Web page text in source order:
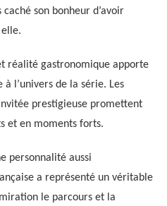
caché son bonheur d’avoir
réalité gastronomique apporte
l’univers de la série. Les
prestigieuse promettent
et en moments forts.
personnalité aussi
a représenté un véritable
le parcours et la